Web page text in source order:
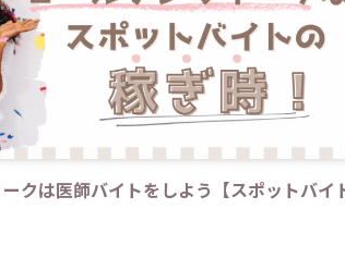
クは医師バイトをしよう【スポットバイ